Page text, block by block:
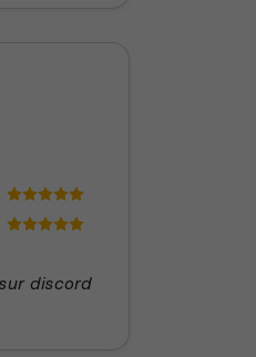
discord